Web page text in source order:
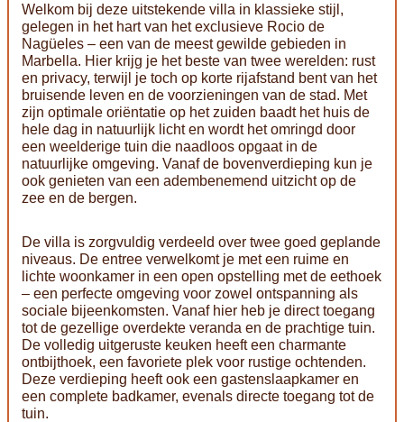
Welkom bij deze uitstekende villa in klassieke stijl,
gelegen in het hart van het exclusieve Rocio de
Nagüeles – een van de meest gewilde gebieden in
Marbella. Hier krijg je het beste van twee werelden: rust
en privacy, terwijl je toch op korte rijafstand bent van het
bruisende leven en de voorzieningen van de stad. Met
zijn optimale oriëntatie op het zuiden baadt het huis de
hele dag in natuurlijk licht en wordt het omringd door
een weelderige tuin die naadloos opgaat in de
natuurlijke omgeving. Vanaf de bovenverdieping kun je
ook genieten van een adembenemend uitzicht op de
zee en de bergen.
De villa is zorgvuldig verdeeld over twee goed geplande
niveaus. De entree verwelkomt je met een ruime en
lichte woonkamer in een open opstelling met de eethoek
– een perfecte omgeving voor zowel ontspanning als
sociale bijeenkomsten. Vanaf hier heb je direct toegang
tot de gezellige overdekte veranda en de prachtige tuin.
De volledig uitgeruste keuken heeft een charmante
ontbijthoek, een favoriete plek voor rustige ochtenden.
Deze verdieping heeft ook een gastenslaapkamer en
een complete badkamer, evenals directe toegang tot de
tuin.